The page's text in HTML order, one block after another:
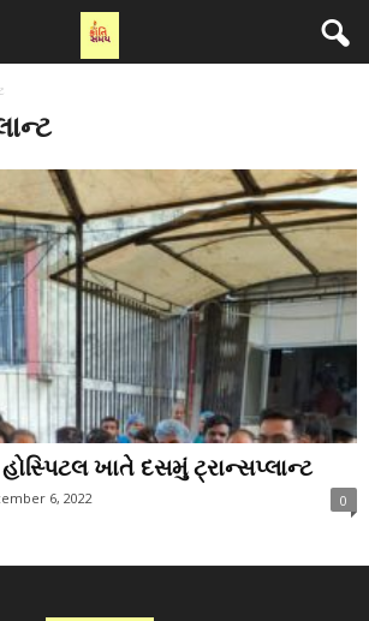
ખાતે દસમું ટ્રાન્સપ્લાન્ટ
6, 2022 0